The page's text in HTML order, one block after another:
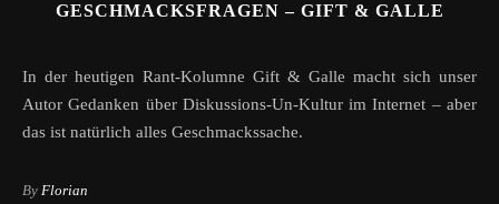
GESCHMACKSFRAGEN – GIFT & GALLE
In der heutigen Rant-Kolumne Gift & Galle macht sich unser
Autor Gedanken über Diskussions-Un-Kultur im Internet – aber
das ist natürlich alles Geschmackssache.
By Florian